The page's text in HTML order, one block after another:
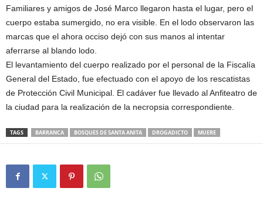
Familiares y amigos de José Marco llegaron hasta el lugar, pero el
cuerpo estaba sumergido, no era visible. En el lodo observaron las
marcas que el ahora occiso dejó con sus manos al intentar
aferrarse al blando lodo.
El levantamiento del cuerpo realizado por el personal de la Fiscalía
General del Estado, fue efectuado con el apoyo de los rescatistas
de Protección Civil Municipal. El cadáver fue llevado al Anfiteatro de
la ciudad para la realización de la necropsia correspondiente.
TAGS BARRANCA BOSQUES DE SANTA ANITA DROGADICTO MUERE